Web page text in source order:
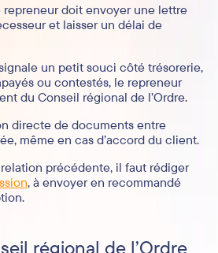
repreneur doit envoyer une lettre
et laisser un délai de
un petit souci côté trésorerie,
ou contestés, le repreneur
du Conseil régional de l’Ordre.
directe de documents entre
même en cas d’accord du client.
précédente, il faut rédiger
, à envoyer en recommandé
régional de l’Ordre